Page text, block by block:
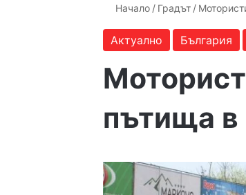
Начало / Градът /
Актуално България
пътища